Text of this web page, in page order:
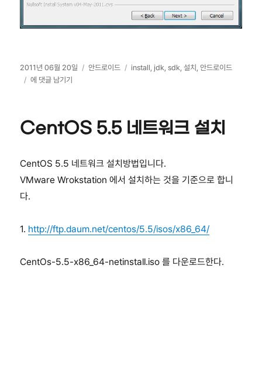
작
성
2011년 06월 20일
카
안드로이드
태
install,jdk,sdk,설치 ,안드로이드
Android
::
found
에 댓글 남기기
CentOS 5.5 네트워크 설치
CentOS 5.5 네트워크 설치방법입니다.
VMware Wrokstation 에서 설치하는 것을 기준으로 합니
다.
1. http://ftp.daum.net/centos/5.5/isos/x86_64/
CentOs-5.5-x86_64-netinstall.iso 를 다운로드한다.